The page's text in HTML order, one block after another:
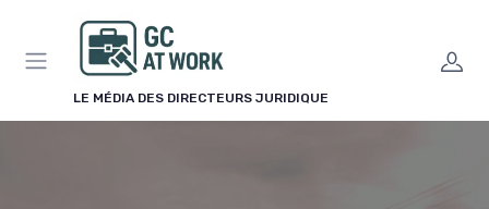
LE MÉDIA DES DIRECTEURS JURIDIQUE